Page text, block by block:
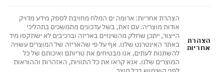
הצהרת אחריות: ארומה ים המלח מחויבת לספק מידע מדויק
אודות מוצריה. עם זאת, בשל עדכונים מתמשכים בתהליכי
הייצור, ייתכן שחלק מהשינויים באריזה וברכיבים לא ישתקפו מיד
באתר האינטרנט שלנו. אף על פי שהאריזה של המוצרים עשויה
להשתנות לעתים, אנו מבטיחים את טריותם ואיכותם של כל
המוצרים שלנו. אנא קראו את כל התוויות, האזהרות וההוראות
לפני השימוש בכל מוצר.